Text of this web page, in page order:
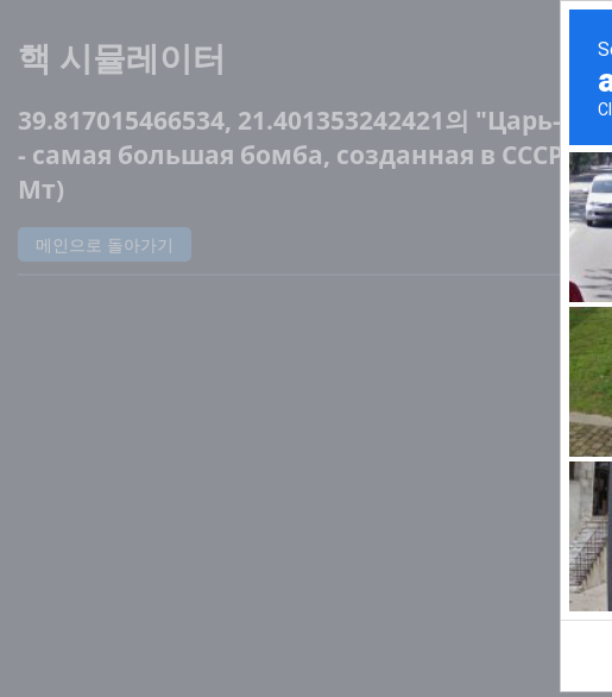
핵 시뮬레이터
39.817015466534, 21.401353242421의 "Царь-
- самая большая бомба, созданная в СССР
Мт)
메인으로 돌아가기